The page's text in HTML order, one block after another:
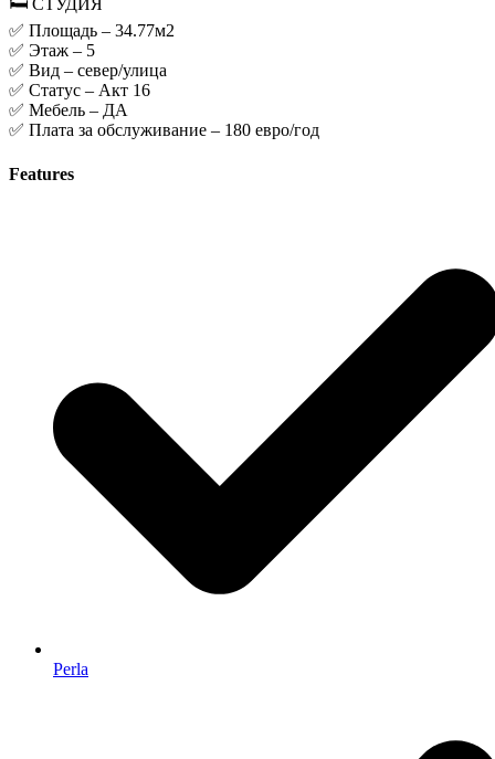
🛏️ СТУДИЯ
✅ Площадь – 34.77м2
✅ Этаж – 5
✅ Вид – север/улица
✅ Статус – Акт 16
✅ Мебель – ДА
✅ Плата за обслуживание – 180 евро/год
Features
Perla